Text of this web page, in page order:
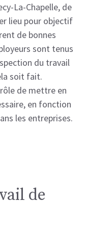
La-Chapelle, de
lieu pour objectif
de bonnes
sont tenus
du travail
soit fait.
de mettre en
en fonction
les entreprises.
de